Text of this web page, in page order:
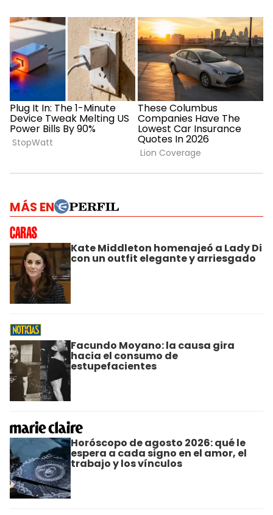
MÁS EN
Kate Middleton homenajeó a Lady Di
con un outfit elegante y arriesgado
Facundo Moyano: la causa gira
hacia el consumo de
estupefacientes
Horóscopo de agosto 2026: qué le
espera a cada signo en el amor, el
trabajo y los vínculos